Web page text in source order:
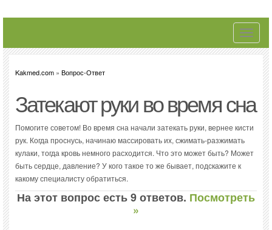
Toggle
Kakmed.com » Вопрос-Ответ
Затекают руки во время сна
Помогите советом! Во время сна начали затекать руки, вернее кисти
рук. Когда проснусь, начинаю массировать их, сжимать-разжимать
кулаки, тогда кровь немного расходится. Что это может быть? Может
быть сердце, давление? У кого такое то же бывает, подскажите к
какому специалисту обратиться.
На этот вопрос есть 9 ответов. Посмотреть
»